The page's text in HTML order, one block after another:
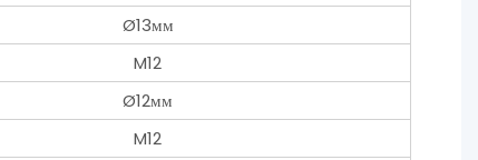
Ø13мм
M12
Ø12мм
M12